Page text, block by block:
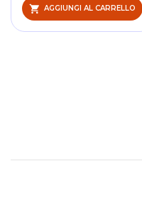
AGGIUNGI AL CARRELLO